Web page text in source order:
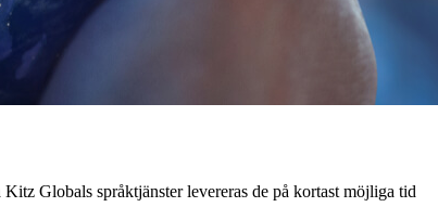
Globals språktjänster levereras de på kortast möjliga tid